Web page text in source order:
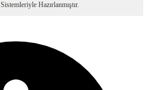
Sistemleriyle Hazırlanmıştır.